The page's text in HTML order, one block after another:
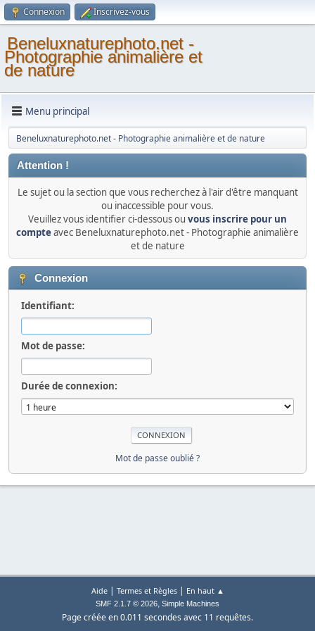
Connexion Inscrivez-vous
Beneluxnaturephoto.net -
Photographie animalière et
de nature
Menu principal
Beneluxnaturephoto.net - Photographie animalière et de nature
Attention !
Le sujet ou la section que vous recherchez à l'air d'être manquant
ou inaccessible pour vous.
Veuillez vous identifier ci-dessous ou vous inscrire pour un
compteavec Beneluxnaturephoto.net - Photographie animalière
et de nature
Connexion
Identifiant:
Mot de passe:
Durée de connexion:
Mot de passe oublié ?
Aide| Termes et Règles| En haut ▲
SMF 2.1.7 © 2026, Simple Machines
Page créée en 0.011 secondes avec 11 requêtes.